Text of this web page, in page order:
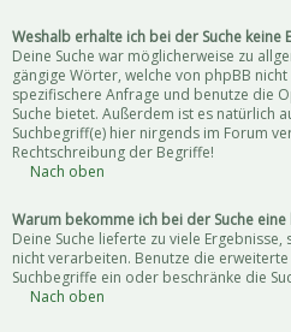
Weshalb erhalte ich bei der Suche keine
Deine Suche war möglicherweise zu
gängige Wörter, welche von phpBB
spezifischere Anfrage und benutze die
Suche bietet. Außerdem ist es natürlich
Suchbegriff(e) hier nirgends im Forum
Rechtschreibung der Begriffe!
Nach oben
Warum bekomme ich bei der Suche eine
Deine Suche lieferte zu viele
nicht verarbeiten. Benutze die
Suchbegriffe ein oder beschränke die
Nach oben